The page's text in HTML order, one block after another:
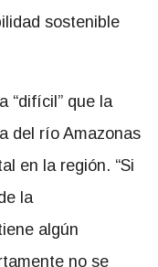
sostenible
“difícil” que la
del río Amazonas
en la región. “Si
la
algún
no se